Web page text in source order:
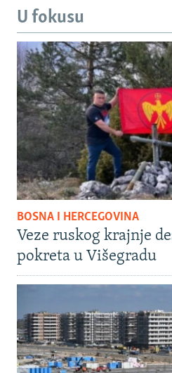
U fokusu
BOSNA I HERCEGOVINA
Veze ruskog krajnje
pokreta u Višegradu